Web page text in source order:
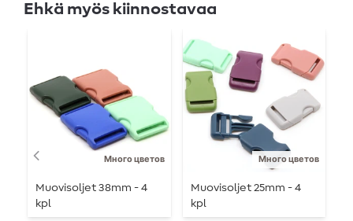
Ehkä myös kiinnostavaa
Много цветов
Muovisoljet 38mm - 4
kpl
Много цветов
Muovisoljet 25mm - 4
kpl